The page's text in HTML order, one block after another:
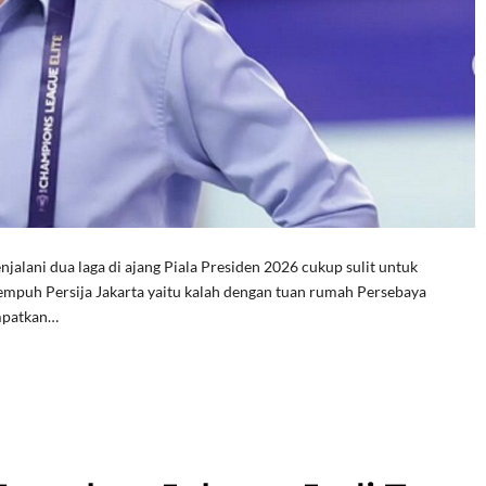
dua laga di ajang Piala Presiden 2026 cukup sulit untuk
Persija Jakarta yaitu kalah dengan tuan rumah Persebaya